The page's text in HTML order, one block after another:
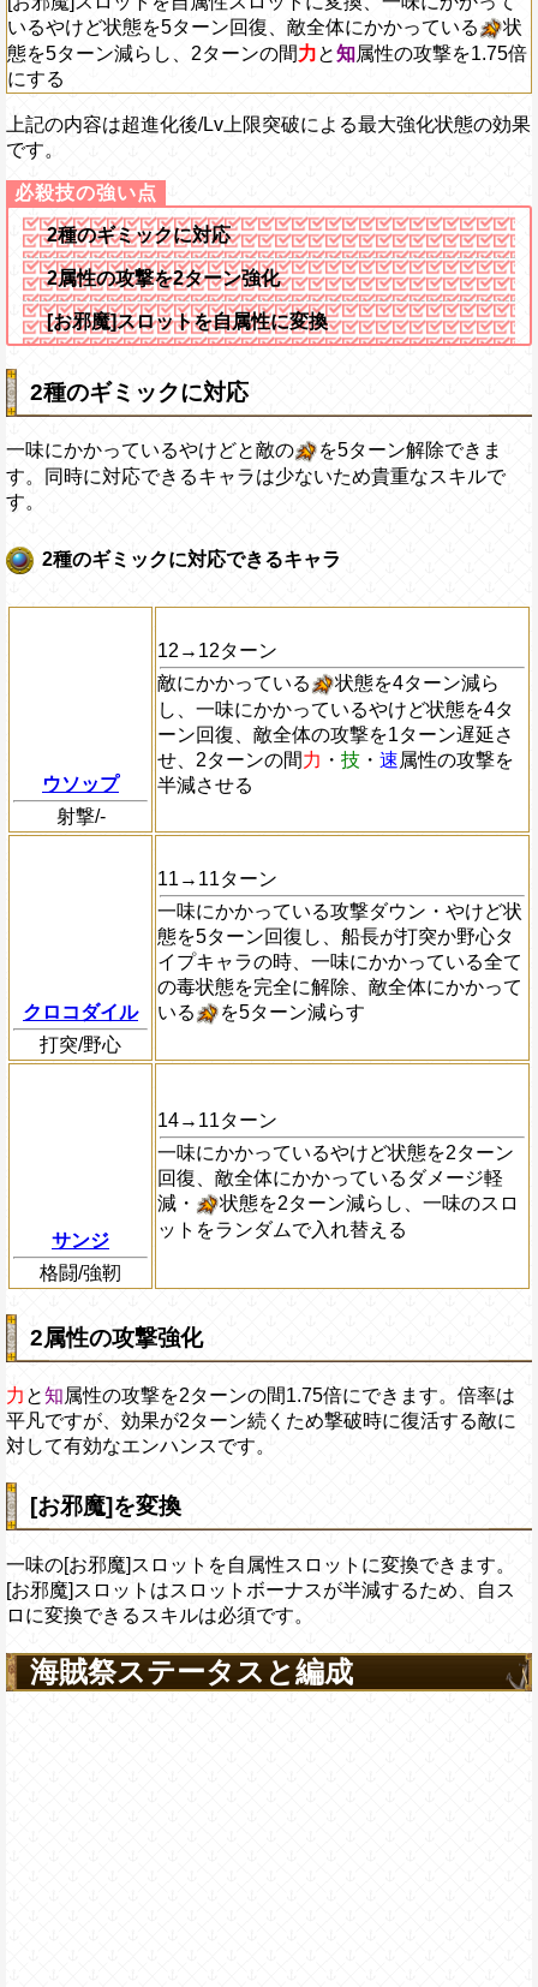
いるやけど状態を5ターン回復、敵全体にかかっている
状
態を5ターン減らし、2ターンの間力と知属性の攻撃を1.75倍
にする
上記の内容は超進化後/Lv上限突破による最大強化状態の効果
です。
2種のギミックに対応
2属性の攻撃を2ターン強化
[お邪魔]スロットを自属性に変換
2種のギミックに対応
一味にかかっているやけどと敵の
を5ターン解除できま
す。同時に対応できるキャラは少ないため貴重なスキルで
す。
2種のギミックに対応できるキャラ
ウソップ
射撃/-
12→12ターン
敵にかかっている
状態を4ターン減ら
し、一味にかかっているやけど状態を4タ
ーン回復、敵全体の攻撃を1ターン遅延さ
せ、2ターンの間力 ・ 技 ・ 速属性の攻撃を
半減させる
クロコダイル
打突/野心
11→11ターン
一味にかかっている攻撃ダウン・やけど状
態を5ターン回復し、船長が打突か野心タ
イプキャラの時、一味にかかっている全て
の毒状態を完全に解除、敵全体にかかって
いる
を5ターン減らす
サンジ
格闘/強靭
14→11ターン
一味にかかっているやけど状態を2ターン
回復、敵全体にかかっているダメージ軽
減・
状態を2ターン減らし、一味のスロ
ットをランダムで入れ替える
2属性の攻撃強化
力 と知属性の攻撃を2ターンの間1.75倍にできます。倍率は
平凡ですが、効果が2ターン続くため撃破時に復活する敵に
対して有効なエンハンスです。
[お邪魔]を変換
一味の[お邪魔]スロットを自属性スロットに変換できます。
[お邪魔]スロットはスロットボーナスが半減するため、自ス
ロに変換できるスキルは必須です。
海賊祭ステータスと編成